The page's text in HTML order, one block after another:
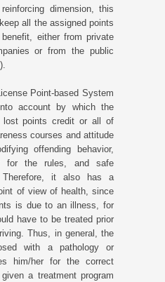
dimension, this
all the assigned points
either from private
or from the public
).
Point-based System
account by which the
lost points credit or all of
courses and attitude
offending behavior,
for the rules, and safe
it also has a
of view of health, since
is due to an illness, for
have to be treated prior
Thus, in general, the
with a pathology or
him/her for the correct
a treatment program